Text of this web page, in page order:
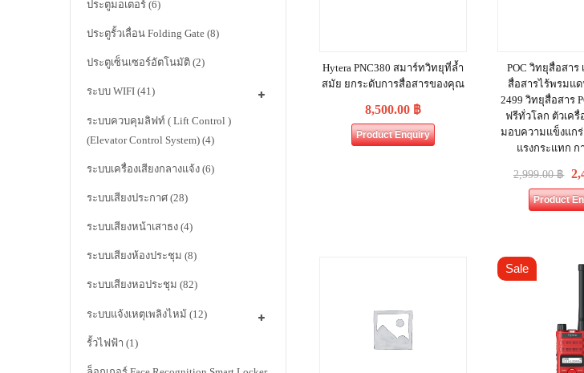
ประตูมอเตอร์ (6)
ประตูรั้วเลื่อน Folding Gate (8)
ประตูเซ็นเซอร์อัตโนมัติ (2)
ระบบ WIFI (41)
ระบบควบคุมลิฟท์ ( Lift Control )
(Elevator Control System) (4)
ระบบเครื่องเสียงกลางแจ้ง (6)
ระบบเสียงประกาศ (28)
ระบบเสียงหน้าเสาธง (4)
ระบบเสียงห้องประชุม (8)
ระบบเสียงหอประชุม (82)
ระบบแจ้งเหตุเพลิงไหม้ (12)
รั้วไฟฟ้า (1)
Hytera PNC380 สมาร์ทวิทยุที่ล้ำ
สมัย ยกระดับการสื่อสารของคุณ
8,500.00 ฿
Product Enquiry
POC วิทยุสื่อสาร
สื่อสารไร้พรมแ
2499 วิทยุสื่อสาร
ฟรีทั่วโลก ตัวเครื่
มอบความแข็งแก
แรงกระแทก
2,999.00฿
Product
Sale